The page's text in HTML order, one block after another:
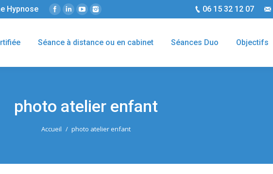
Hypnose 06 15 32 12 07
Séance à distance ou en cabinet Séances Duo Objectifs
photo atelier enfant
Accueil photo atelier enfant